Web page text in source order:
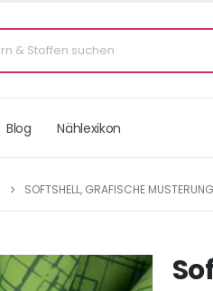
Blog Nählexikon
SOFTSHELL, GRAFISCHE